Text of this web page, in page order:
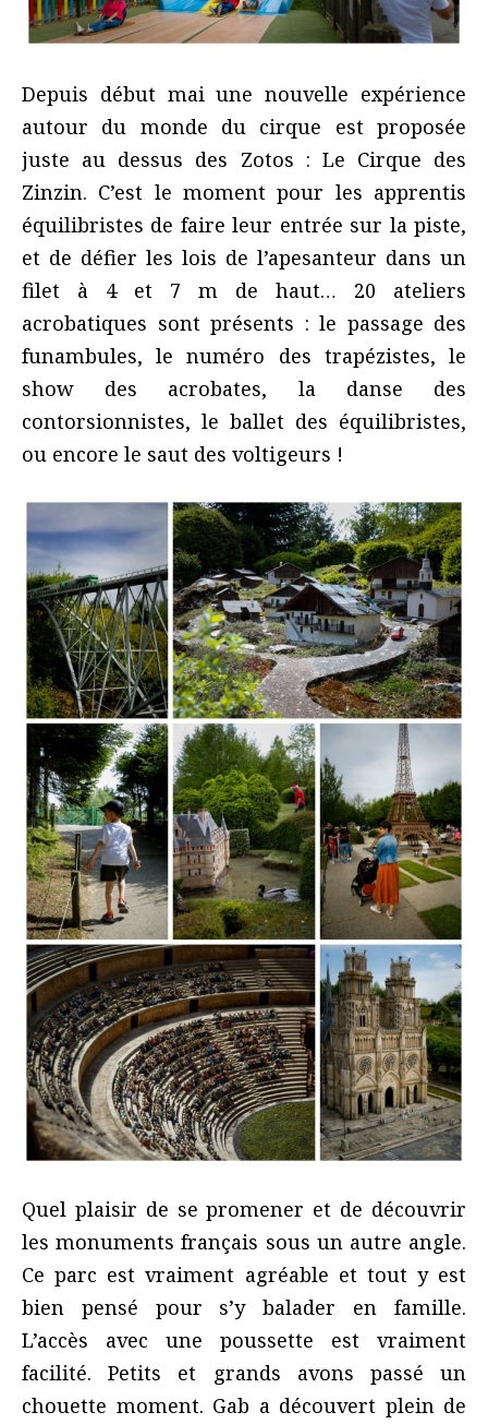
Depuis début mai une nouvelle expérience
autour du monde du cirque est proposée
juste au dessus des Zotos : Le Cirque des
Zinzin. C’est le moment pour les apprentis
équilibristes de faire leur entrée sur la piste,
et de défier les lois de l’apesanteur dans un
filet à 4 et 7 m de haut… 20 ateliers
acrobatiques sont présents : le passage des
funambules, le numéro des trapézistes, le
show des acrobates, la danse des
contorsionnistes, le ballet des équilibristes,
ou encore le saut des voltigeurs !
Quel plaisir de se promener et de découvrir
les monuments français sous un autre angle.
Ce parc est vraiment agréable et tout y est
bien pensé pour s’y balader en famille.
L’accès avec une poussette est vraiment
facilité. Petits et grands avons passé un
chouette moment. Gab a découvert plein de